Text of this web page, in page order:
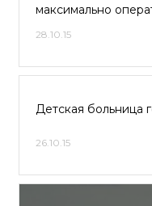
максимально
28.10.15
Детская больница
26.10.15